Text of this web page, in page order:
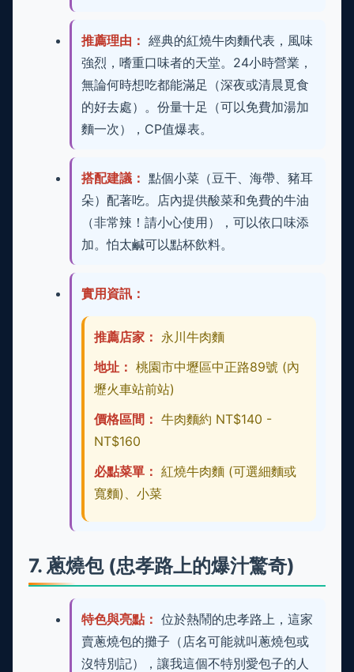
推薦理由： 經典的紅燒牛肉麵代表，風味
強烈，嗜重口味者的天堂。24小時營業，
無論何時想吃都能滿足（深夜或清晨覓食
的好去處）。份量十足（可以免費加湯加
麵一次），CP值爆表。
搭配建議： 點個小菜（豆干、海帶、豬耳
朵）配著吃。店內提供酸菜和免費的牛油
（非常辣！請小心使用），可以依口味添
加。怕太鹹可以點杯飲料。
實用資訊：
推薦店家： 永川牛肉麵
地址： 桃園市中壢區中正路89號 (內
壢火車站前站)
價格區間： 牛肉麵約 NT$140 -
NT$160
必點菜單： 紅燒牛肉麵 (可選細麵或
寬麵)、小菜
7. 蔥燒包 (忠孝路上的爆汁驚奇)
特色與亮點： 位於熱鬧的忠孝路上，這家
賣蔥燒包的攤子（店名可能就叫蔥燒包或
沒特別記），讓我這個不特別愛包子的人